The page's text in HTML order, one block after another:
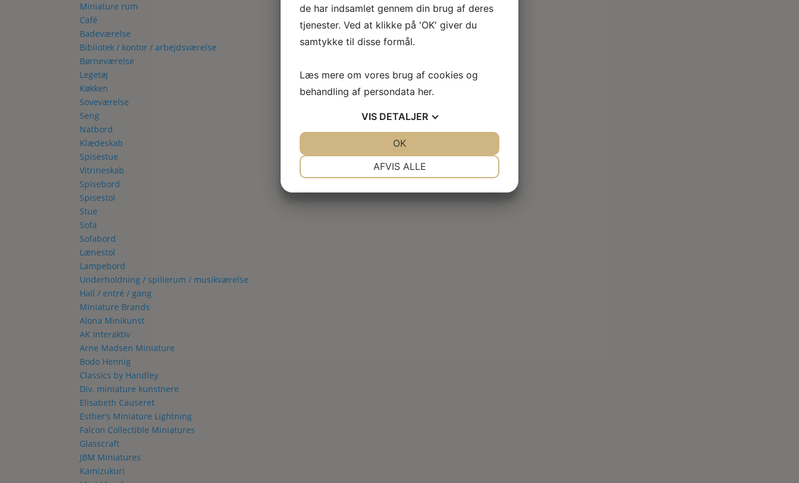
Miniature rum
Café
Badeværelse
Bibliotek / kontor / arbejdsværelse
Børneværelse
Legetøj
Køkken
Soveværelse
Seng
Natbord
Klædeskab
Spisestue
Vitrineskab
Spisebord
Spisestol
Stue
Sofa
Sofabord
Lænestol
Lampebord
Underholdning / spillerum / musikværelse
Hall / entré / gang
Miniature Brands
Alona Minikunst
AK Interaktiv
Arne Madsen Miniature
Bodo Hennig
Classics by Handley
Div. miniature kunstnere
Elisabeth Causeret
Esther’s Miniature Lightning
Falcon Collectible Miniatures
Glasscraft
JBM Miniatures
Kamizukuri
de har indsamlet gennem din brug af deres
tjenester. Ved at klikke på 'OK' giver du
samtykke til disse formål.
Læs mere om vores brug af cookies og
behandling af persondata her.
VIS DETALJER
AFVIS ALLE
OK